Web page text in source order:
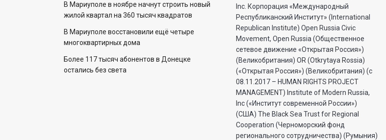
В Мариуполе в ноябре начнут строить новый
жилой квартал на 360 тысяч квадратов
В Мариуполе восстановили ещё четыре
многоквартирных дома
Более 117 тысяч абонентов в Донецке
остались без света
Inc. Корпорация «Международный
Республиканский Институт» (International
Republican Institute) Open Russia Civic
Movement, Open Russia (Общественное
сетевое движение «Открытая Россия»)
(Великобритания) OR (Otkrytaya Rossia)
(«Открытая Россия») (Великобритания) (с
08.11.2017 – HUMAN RIGHTS PROJECT
MANAGEMENT) Institute of Modern Russia,
Inc («Институт современной России»)
(США) The Black Sea Trust for Regional
Cooperation (Черноморский фонд
регионального сотрудничества) (Румыния)